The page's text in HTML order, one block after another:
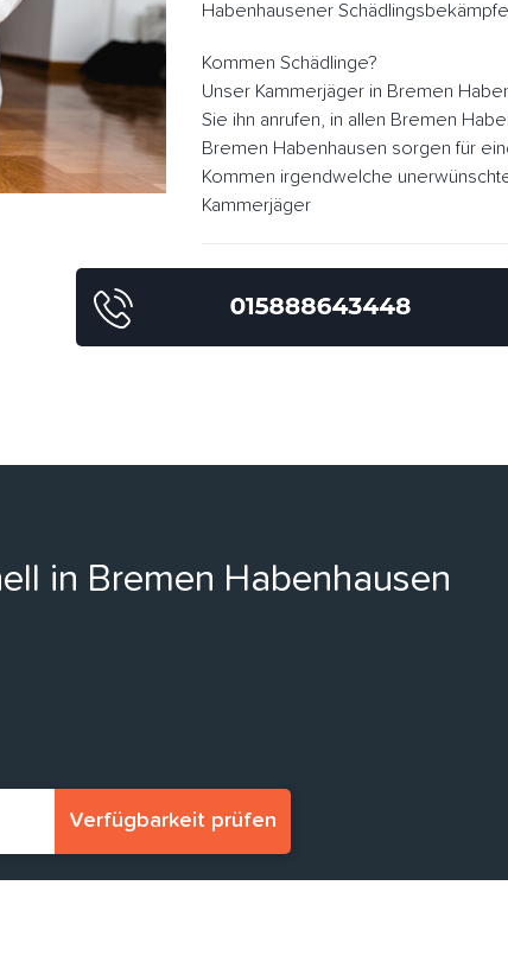
Habenhausener
Kommen Schädlinge?
Unser Kammerjäger in Bremen
Sie ihn anrufen, in allen Bremen
Bremen Habenhausen sorgen für
Kommen irgendwelche
Kammerjäger
in Bremen Habenhausen
Verfügbarkeit prüfen